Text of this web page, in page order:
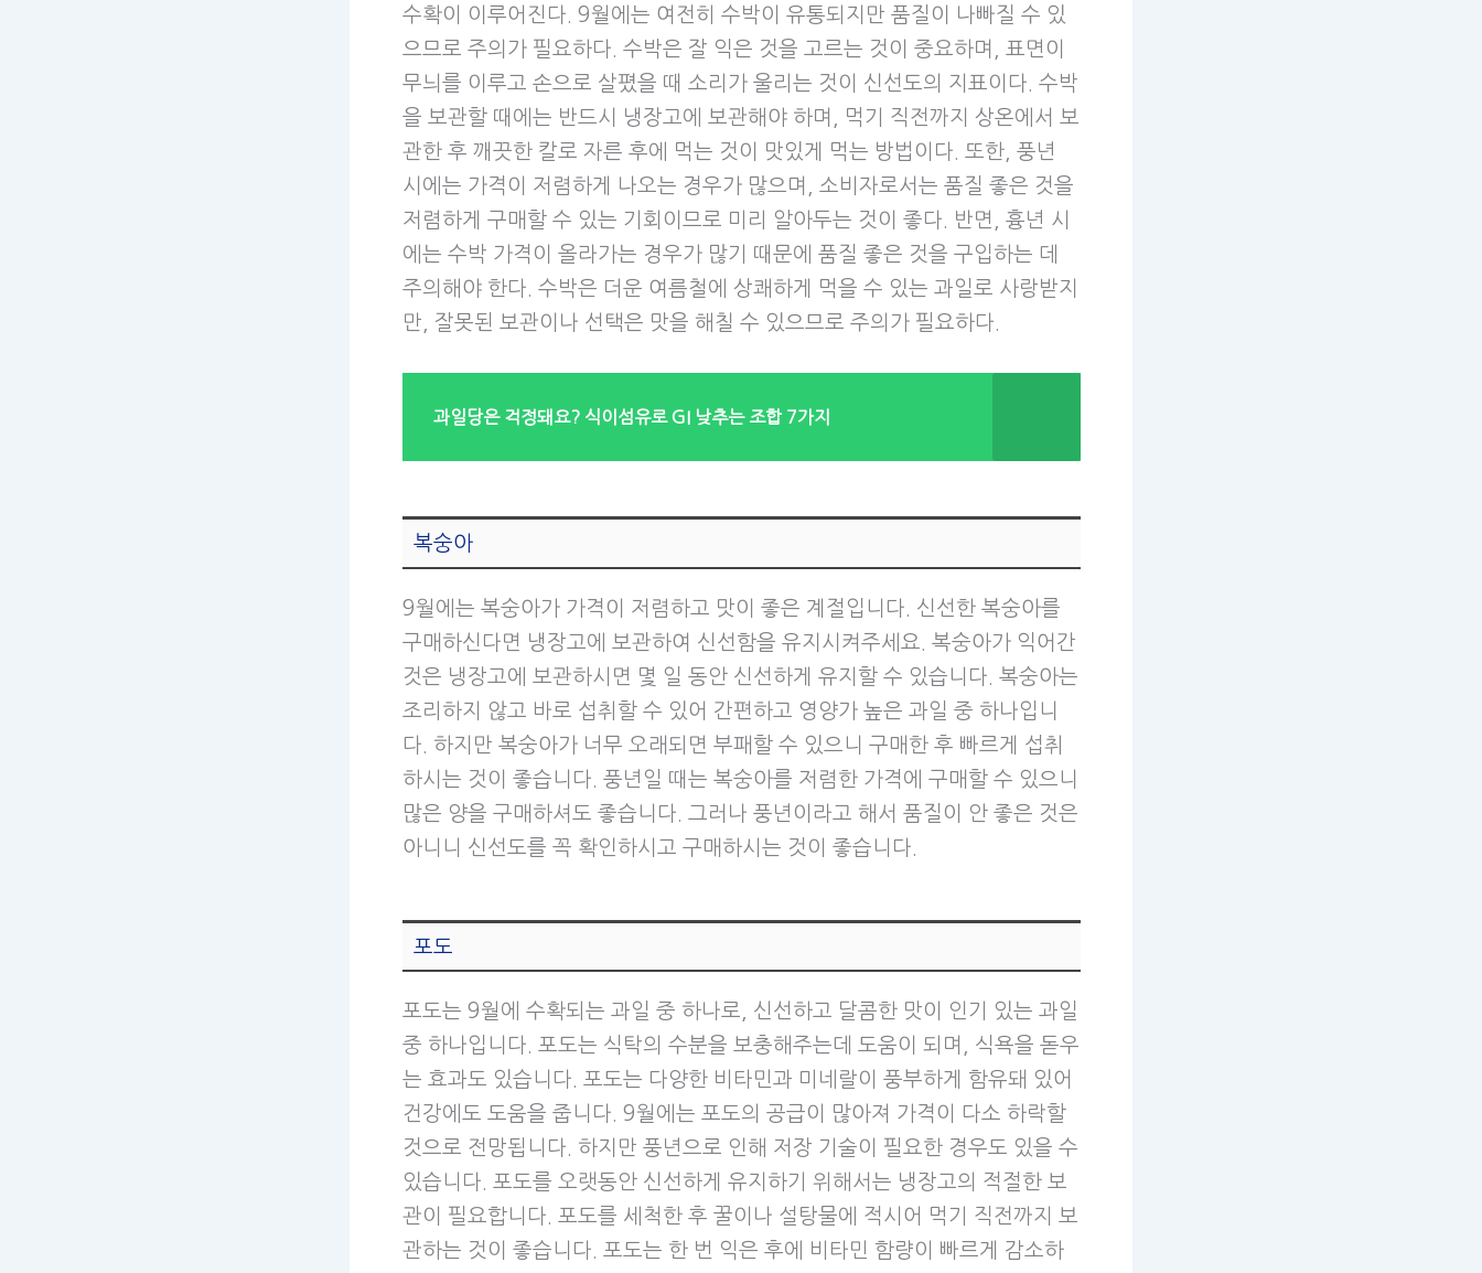
수확이 이루어진다. 9월에는 여전히 수박이 유통되지만 품질이 나빠질 수 있
으므로 주의가 필요하다. 수박은 잘 익은 것을 고르는 것이 중요하며, 표면이
무늬를 이루고 손으로 살폈을 때 소리가 울리는 것이 신선도의 지표이다. 수박
을 보관할 때에는 반드시 냉장고에 보관해야 하며, 먹기 직전까지 상온에서 보
관한 후 깨끗한 칼로 자른 후에 먹는 것이 맛있게 먹는 방법이다. 또한, 풍년
시에는 가격이 저렴하게 나오는 경우가 많으며, 소비자로서는 품질 좋은 것을
저렴하게 구매할 수 있는 기회이므로 미리 알아두는 것이 좋다. 반면, 흉년 시
에는 수박 가격이 올라가는 경우가 많기 때문에 품질 좋은 것을 구입하는 데
주의해야 한다. 수박은 더운 여름철에 상쾌하게 먹을 수 있는 과일로 사랑받지
만, 잘못된 보관이나 선택은 맛을 해칠 수 있으므로 주의가 필요하다.
과일당은 걱정돼요? 식이섬유로 GI 낮추는 조합 7가지
복숭아
9월에는 복숭아가 가격이 저렴하고 맛이 좋은 계절입니다. 신선한 복숭아를
구매하신다면 냉장고에 보관하여 신선함을 유지시켜주세요. 복숭아가 익어간
것은 냉장고에 보관하시면 몇 일 동안 신선하게 유지할 수 있습니다. 복숭아는
조리하지 않고 바로 섭취할 수 있어 간편하고 영양가 높은 과일 중 하나입니
다. 하지만 복숭아가 너무 오래되면 부패할 수 있으니 구매한 후 빠르게 섭취
하시는 것이 좋습니다. 풍년일 때는 복숭아를 저렴한 가격에 구매할 수 있으니
많은 양을 구매하셔도 좋습니다. 그러나 풍년이라고 해서 품질이 안 좋은 것은
아니니 신선도를 꼭 확인하시고 구매하시는 것이 좋습니다.
포도
포도는 9월에 수확되는 과일 중 하나로, 신선하고 달콤한 맛이 인기 있는 과일
중 하나입니다. 포도는 식탁의 수분을 보충해주는데 도움이 되며, 식욕을 돋우
는 효과도 있습니다. 포도는 다양한 비타민과 미네랄이 풍부하게 함유돼 있어
건강에도 도움을 줍니다. 9월에는 포도의 공급이 많아져 가격이 다소 하락할
것으로 전망됩니다. 하지만 풍년으로 인해 저장 기술이 필요한 경우도 있을 수
있습니다. 포도를 오랫동안 신선하게 유지하기 위해서는 냉장고의 적절한 보
관이 필요합니다. 포도를 세척한 후 꿀이나 설탕물에 적시어 먹기 직전까지 보
관하는 것이 좋습니다. 포도는 한 번 익은 후에 비타민 함량이 빠르게 감소하